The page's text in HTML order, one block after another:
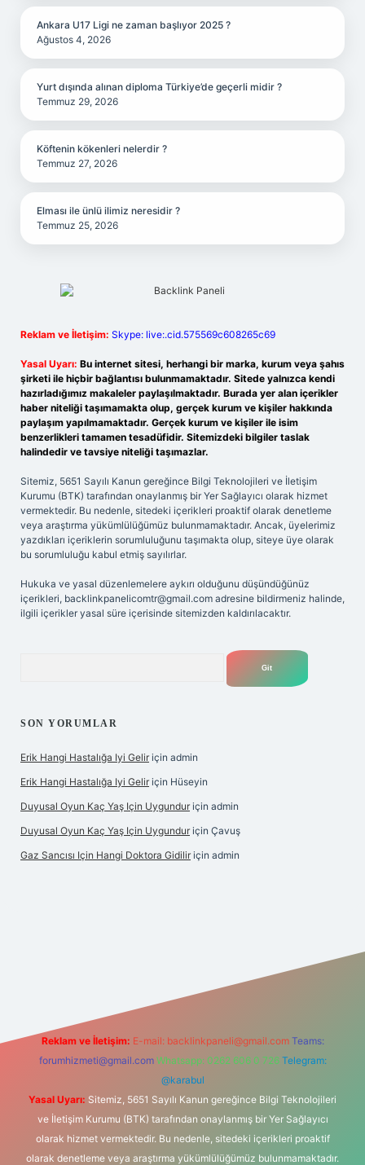
Ankara U17 Ligi ne zaman başlıyor 2025 ?
Ağustos 4, 2026
Yurt dışında alınan diploma Türkiye’de geçerli midir ?
Temmuz 29, 2026
Köftenin kökenleri nelerdir ?
Temmuz 27, 2026
Elması ile ünlü ilimiz neresidir ?
Temmuz 25, 2026
Reklam ve İletişim: Skype: live:.cid.575569c608265c69
Yasal Uyarı: Bu internet sitesi, herhangi bir marka, kurum veya şahıs
şirketi ile hiçbir bağlantısı bulunmamaktadır. Sitede yalnızca kendi
hazırladığımız makaleler paylaşılmaktadır. Burada yer alan içerikler
haber niteliği taşımamakta olup, gerçek kurum ve kişiler hakkında
paylaşım yapılmamaktadır. Gerçek kurum ve kişiler ile isim
benzerlikleri tamamen tesadüfidir. Sitemizdeki bilgiler taslak
halindedir ve tavsiye niteliği taşımazlar.
Sitemiz, 5651 Sayılı Kanun gereğince Bilgi Teknolojileri ve İletişim
Kurumu (BTK) tarafından onaylanmış bir Yer Sağlayıcı olarak hizmet
vermektedir. Bu nedenle, sitedeki içerikleri proaktif olarak denetleme
veya araştırma yükümlülüğümüz bulunmamaktadır. Ancak, üyelerimiz
yazdıkları içeriklerin sorumluluğunu taşımakta olup, siteye üye olarak
bu sorumluluğu kabul etmiş sayılırlar.
Hukuka ve yasal düzenlemelere aykırı olduğunu düşündüğünüz
içerikleri, backlinkpanelicomtr@gmail.com adresine bildirmeniz halinde,
ilgili içerikler yasal süre içerisinde sitemizden kaldırılacaktır.
SON YORUMLAR
Erik Hangi Hastalığa Iyi Gelir için admin
Erik Hangi Hastalığa Iyi Gelir için Hüseyin
Duyusal Oyun Kaç Yaş Için Uygundur için admin
Duyusal Oyun Kaç Yaş Için Uygundur için Çavuş
Gaz Sancısı Için Hangi Doktora Gidilir için admin
Reklam ve İletişim: E-mail: backlinkpaneli@gmail.com Teams:
forumhizmeti@gmail.com Whatsapp: 0262 606 0 726 Telegram:
@karabul
Yasal Uyarı: Sitemiz, 5651 Sayılı Kanun gereğince Bilgi Teknolojileri
ve İletişim Kurumu (BTK) tarafından onaylanmış bir Yer Sağlayıcı
olarak hizmet vermektedir. Bu nedenle, sitedeki içerikleri proaktif
olarak denetleme veya araştırma yükümlülüğümüz bulunmamaktadır.